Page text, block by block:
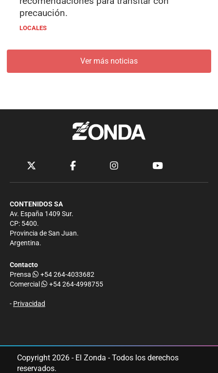
precaución.
LOCALES
Ver más noticias
CONTENIDOS SA
Av. España 1409 Sur.
CP: 5400.
Provincia de San Juan.
Argentina.
Contacto
Prensa
+54 264-4033682
Comercial
+54 264-4998755
- Privacidad
Copyright 2026 - El Zonda - Todos los derechos
reservados.